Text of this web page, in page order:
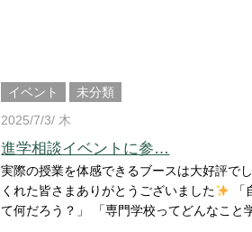
イベント
未分類
2025/7/3/ 木
進学相談イベントに参…
実際の授業を体感できるブースは大好評でした！ 遊
くれた皆さまありがとうございました
て何だろう？」 「専門学校ってどんなこと学ぶの？」 そんな